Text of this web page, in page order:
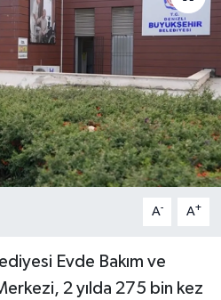
A- A+
Evde Bakım ve
2 yılda 275 bin kez